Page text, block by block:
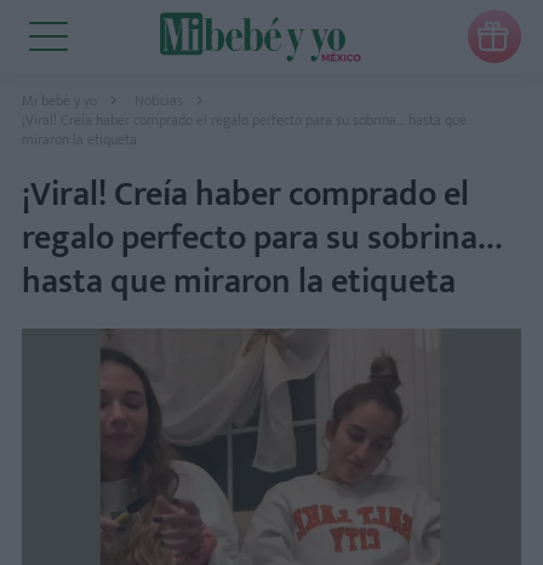

Mi bebé y yo
Noticias
¡Viral! Creía haber comprado el regalo perfecto para su sobrina… hasta que
miraron la etiqueta
¡Viral! Creía haber comprado el
regalo perfecto para su sobrina…
hasta que miraron la etiqueta